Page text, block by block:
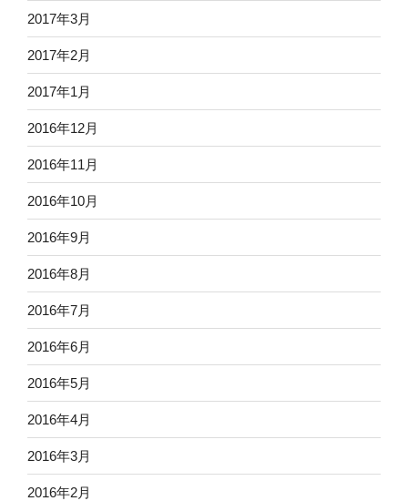
2017年3月
2017年2月
2017年1月
2016年12月
2016年11月
2016年10月
2016年9月
2016年8月
2016年7月
2016年6月
2016年5月
2016年4月
2016年3月
2016年2月